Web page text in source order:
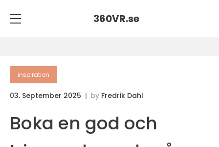
360VR.se
inspiration
03. September 2025 by Fredrik Dahl
Boka en god och